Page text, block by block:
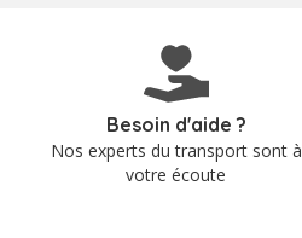
Besoin d'aide ?
Nos experts du transport sont à
votre écoute